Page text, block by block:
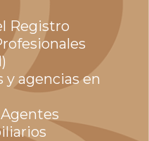
Registro
y agencias en